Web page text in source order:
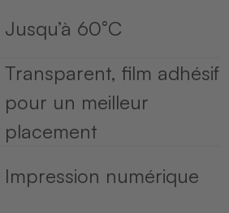
Jusqu’à 60°C
Transparent, film adhésif
pour un meilleur
placement
Impression numérique